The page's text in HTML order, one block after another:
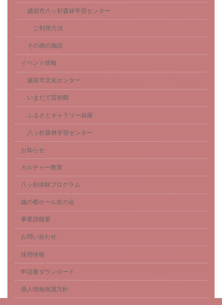
越前市八ッ杉森林学習センター
ご利用方法
その他の施設
イベント情報
越前市文化センター
いまだて芸術館
ふるさとギャラリー叔羅
八ッ杉森林学習センター
お知らせ
カルチャー教室
八ッ杉体験プログラム
越の都ホール友の会
事業団概要
お問い合わせ
採用情報
申請書ダウンロード
個人情報保護方針